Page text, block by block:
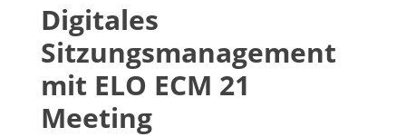
Digitales
Sitzungsmanagement
mit ELO ECM 21
Meeting